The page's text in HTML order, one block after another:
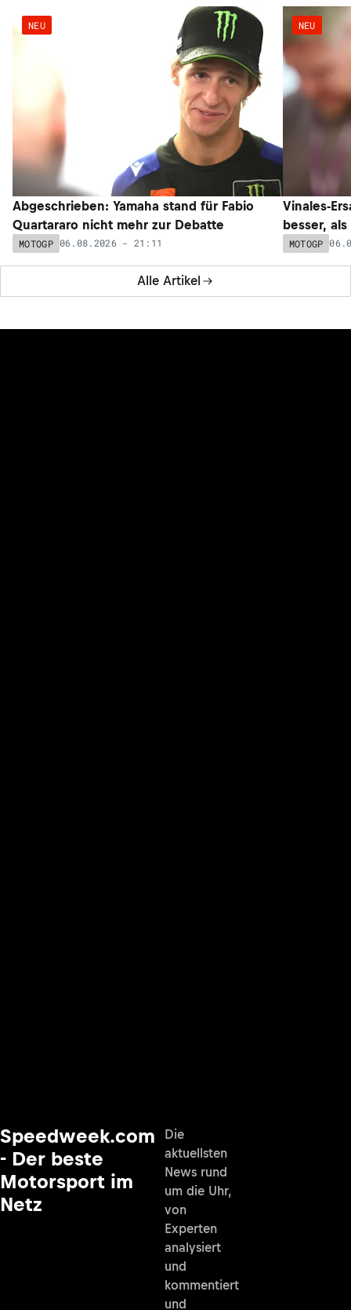
Alle Artikel
NEU
Abgeschrieben: Yamaha stand für Fabio
Quartararo nicht mehr zur Debatte
MOTOGP 06.08.2026 - 21:11
NEU
Vinales-
besser,
MOTOGP
Speedweek.com
- Der beste
Motorsport im
Netz
Die
aktuellsten
News rund
um die Uhr,
von
Experten
analysiert
und
kommentiert
und